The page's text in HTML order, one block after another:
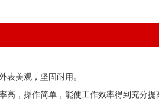
表美观，坚固耐用。
高，操作简单，能使工作效率得到充分提